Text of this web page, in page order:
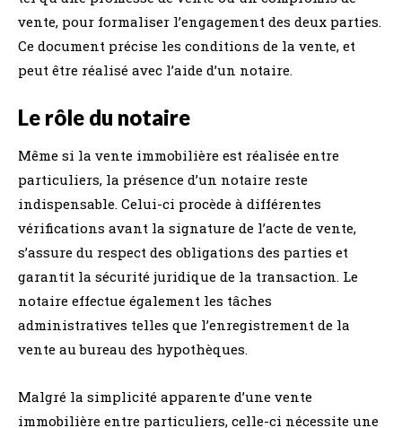
vente, pour formaliser l’engagement des deux parties.
Ce document précise les conditions de la vente, et
peut être réalisé avec l’aide d’un notaire.
Le rôle du notaire
Même si la vente immobilière est réalisée entre
particuliers, la présence d’un notaire reste
indispensable. Celui-ci procède à différentes
vérifications avant la signature de l’acte de vente,
s’assure du respect des obligations des parties et
garantit la sécurité juridique de la transaction. Le
notaire effectue également les tâches
administratives telles que l’enregistrement de la
vente au bureau des hypothèques.
Malgré la simplicité apparente d’une vente
immobilière entre particuliers, celle-ci nécessite une